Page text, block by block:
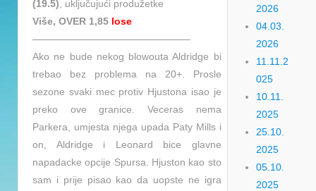
(19.5) , uključujući produžetke
Više, OVER 1,85 lose
————————————————
Ako ne bude nekog blowouta Aldridge bi
trebao bez problema na 20+. Prosle
sezone svaki mec protiv Hjustona isao je
preko ove granice. Veceras nema
Parkera, umjesta njega upada Paty Mills i
on, Aldridge i Leonard bice glavne
napadacke opcije Spursa. Hjuston kao sto
sam i prije pisao kao da uopste ne igra
2026
04.03.
2026
11.11.2
025
10.11.
2025
25.10.
2025
05.10.
2025